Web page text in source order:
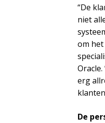
“De
niet
om het
erg
De